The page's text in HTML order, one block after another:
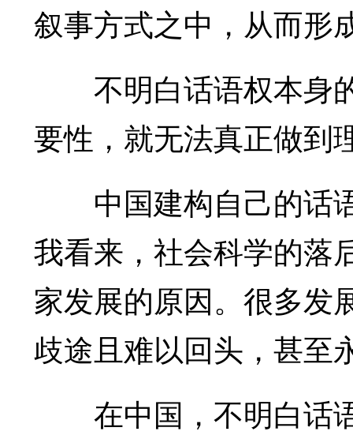
叙事方式之中，从而形
不明白话语权本身
要性，就无法真正做到
中国建构自己的话
我看来，社会科学的落
家发展的原因。很多发
歧途且难以回头，甚至
在中国，不明白话